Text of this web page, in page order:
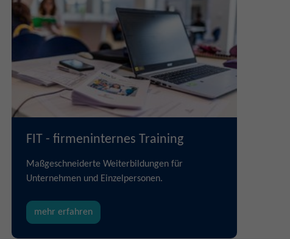
FIT - firmeninternes Training
Maßgeschneiderte Weiterbildungen für
Unternehmen und Einzelpersonen.
mehr erfahren